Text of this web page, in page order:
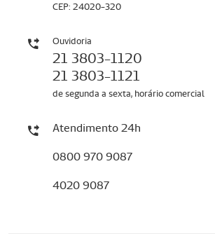
CEP: 24020-320
Ouvidoria
21 3803-1120
21 3803-1121
de segunda a sexta, horário comercial
Atendimento 24h
0800 970 9087
4020 9087